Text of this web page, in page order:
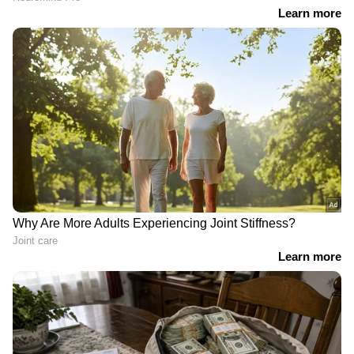
ക്രൈസ്തവ
സാക്ഷ്യങ്ങൾക്ക്
യോജിക്കാത്ത നിലപാട്,
പിറവം പള്ളിയിലെ
സംഘർഷത്തെ അപലപിച്ചു
ശബരിമല നിലയ്ക്കലിൽ
ഡ്യൂട്ടിക്കിടെ അപകടം;
ചികിത്സയിലായിരുന്ന
പൊലീസുകാരൻ മരിച്ചു